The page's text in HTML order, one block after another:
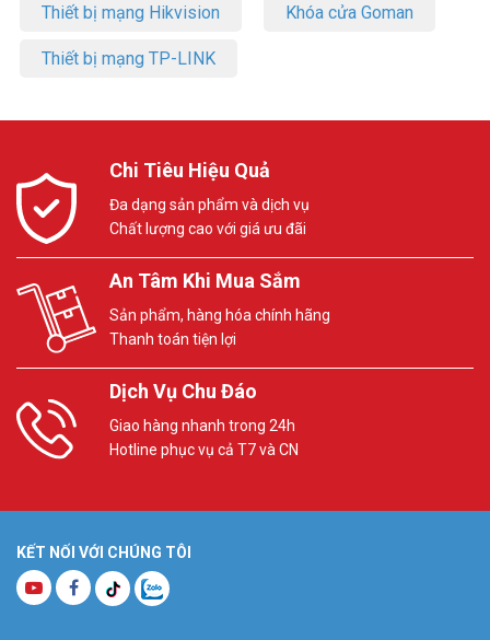
Thiết bị mạng Hikvision Khóa cửa Goman
Thiết bị mạng TP-LINK
Chi Tiêu Hiệu Quả
Đa dạng sản phẩm và dịch vụ
Chất lượng cao với giá ưu đãi
An Tâm Khi Mua Sắm
Sản phẩm, hàng hóa chính hãng
Thanh toán tiện lợi
Dịch Vụ Chu Đáo
Giao hàng nhanh trong 24h
Hotline phục vụ cả T7 và CN
KẾT NỐI VỚI CHÚNG TÔI